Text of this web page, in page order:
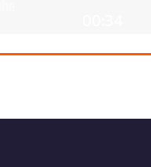
Cuisines!